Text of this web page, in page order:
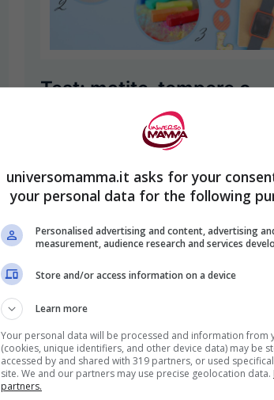
Test: matite, tempere o
gessetti? Dimmi con cosa
preferisci disegnare e ti
dirò chi sei
16 Aprile 2023 Simona Contaldi
Vuoi scoprire qualcosa di più
Leggi Tutto
universomamma.it asks for your
your personal data for the following
Personalised advertising and content, advertising
measurement, audience research and services
Store and/or access information on a device
Learn more
Your personal data will be processed and information from
(cookies, unique identifiers, and other device data) may be
accessed by and shared with 319 partners, or used
site. We and our partners may use precise geolocation data.
partners.